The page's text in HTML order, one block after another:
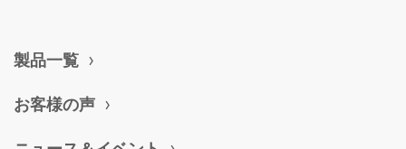
製品一覧
お客様の声